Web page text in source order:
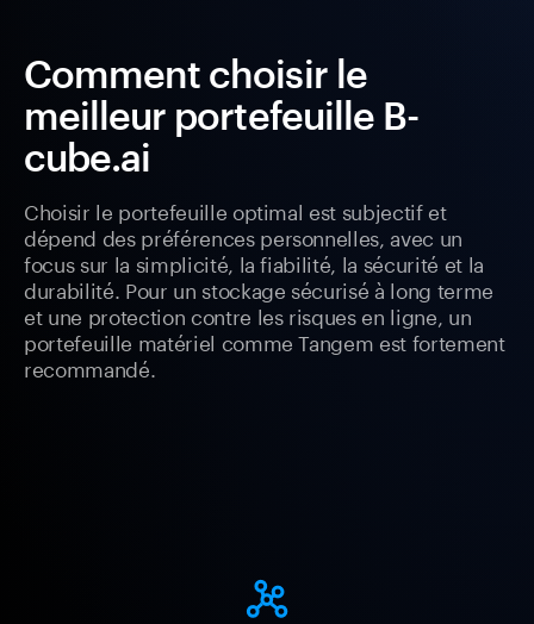
Comment choisir le
meilleur portefeuille B-
cube.ai
Choisir le portefeuille optimal est subjectif et
dépend des préférences personnelles, avec un
focus sur la simplicité, la fiabilité, la sécurité et la
durabilité. Pour un stockage sécurisé à long terme
et une protection contre les risques en ligne, un
portefeuille matériel comme Tangem est fortement
recommandé.